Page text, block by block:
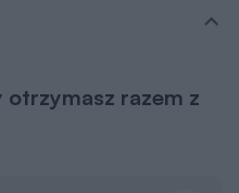
razem z